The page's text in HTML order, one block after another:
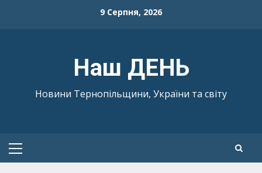
9 Серпня, 2026
Наш ДЕНЬ
Новини Тернопільщини, України та світу
Primary